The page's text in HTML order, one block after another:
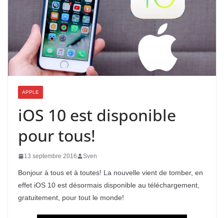
APPLE
iOS 10 est disponible
pour tous!
13 septembre 2016 Sven
Bonjour à tous et à toutes! La nouvelle vient de tomber, en
effet iOS 10 est désormais disponible au téléchargement,
gratuitement, pour tout le monde!